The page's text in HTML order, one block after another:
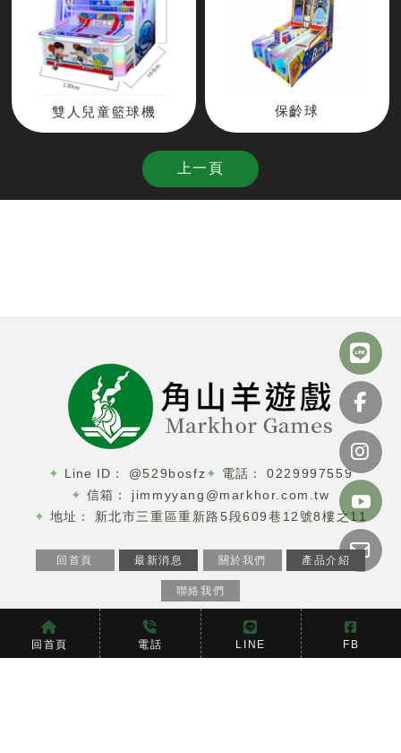
雙人兒童籃球機 保齡球
上一頁
回首頁 電話 LINE FB
@529bosfz
0229997559
jimmyyang@markhor.com.tw
新北市三重區重新路5段609巷12號8樓之11
回首頁 最新消息 關於我們 產品介紹
聯絡我們
娃娃機 台北娃娃機 三重區娃娃機
新北娃娃機
娃娃機廠商